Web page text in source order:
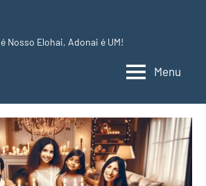
Nosso Elohai, Adonai é UM!
Menu